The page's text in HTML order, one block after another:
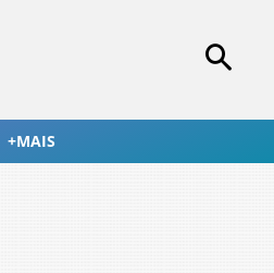
+MAIS